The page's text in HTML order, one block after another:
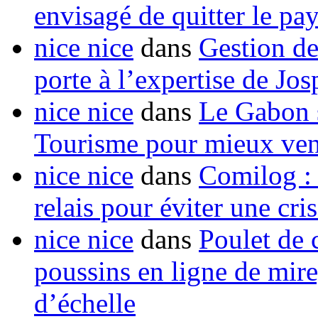
envisagé de quitter le
nice nice dans Gestion
porte à l’expertise de
nice nice dans Le Gabon
Tourisme pour mieux
nice nice dans Comilog :
relais pour éviter une
nice nice dans Poulet de
poussins en ligne de
d’échelle